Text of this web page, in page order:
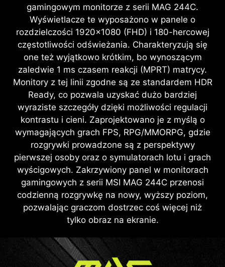
gamingowym monitorze z serii MAG 244C.
Wyświetlacze te wyposażono w panele o
rozdzielczości 1920x1080 (FHD) i 180-hercowej
częstotliwości odświeżania. Charakteryzują się
one też wyjątkowo krótkim, bo wynoszącym
zaledwie 1 ms czasem reakcji (MPRT) matrycy.
Monitory z tej linii zgodne są ze standardem HDR
Ready, co pozwala uzyskać dużo bardziej
wyraziste szczegóły dzięki możliwości regulacji
kontrastu i cieni. Zaprojektowano je z myślą o
wymagających grach FPS, RPG/MMORPG, gdzie
rozgrywki prowadzone są z perspektywy
pierwszej osoby oraz o symulatorach lotu i grach
wyścigowych. Zakrzywiony panel w monitorach
gamingowych z serii MSI MAG 244C przenosi
codzienną rozgrywkę na nowy, wyższy poziom,
pozwalając graczom dostrzec coś więcej niż
tylko obraz na ekranie.